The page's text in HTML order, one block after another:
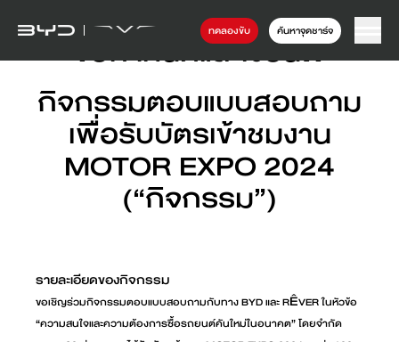
ทดลองขับ ค้นหาจุดชาร์จ
ข้อกำหนดและเงื่อนไข
กิจกรรมตอบแบบสอบถาม
เพื่อรับบัตรเข้าชมงาน
MOTOR EXPO 2024
(“กิจกรรม”)
รายละเอียดของกิจกรรม
ขอเชิญร่วมกิจกรรมตอบแบบสอบถามกับทาง BYD และ RÊVER ในหัวข้อ
“ความสนใจและความต้องการซื้อรถยนต์คันใหม่ในอนาคต” โดยจำกัด